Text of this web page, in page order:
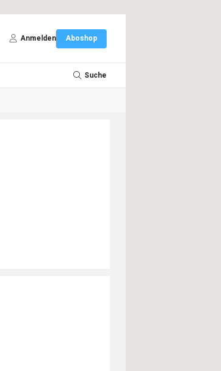
Anmelden Aboshop
Suche